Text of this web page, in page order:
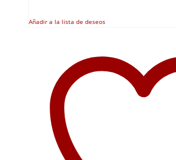
Añadir a la lista de deseos